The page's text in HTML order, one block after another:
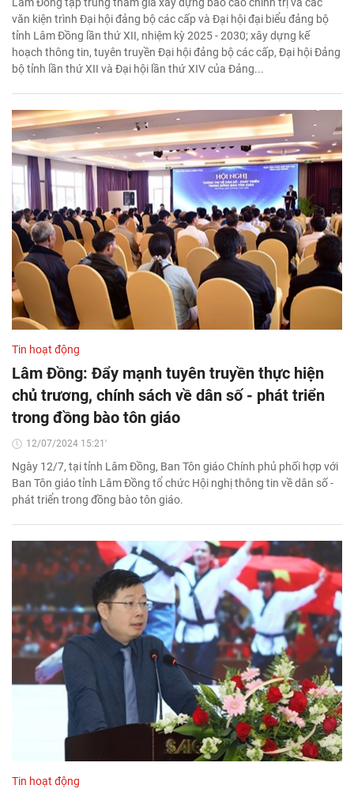
văn kiện trình Đại hội đảng bộ các cấp và Đại hội đại biểu đảng bộ
tỉnh Lâm Đồng lần thứ XII, nhiệm kỳ 2025 - 2030; xây dựng kế
hoạch thông tin, tuyên truyền Đại hội đảng bộ các cấp, Đại hội Đảng
bộ tỉnh lần thứ XII và Đại hội lần thứ XIV của Đảng...
Tin hoạt động
Lâm Đồng: Đẩy mạnh tuyên truyền thực hiện
chủ trương, chính sách về dân số - phát triển
trong đồng bào tôn giáo
12/07/2024 15:21'
Ngày 12/7, tại tỉnh Lâm Đồng, Ban Tôn giáo Chính phủ phối hợp với
Ban Tôn giáo tỉnh Lâm Đồng tổ chức Hội nghị thông tin về dân số -
phát triển trong đồng bào tôn giáo.
Tin hoạt động